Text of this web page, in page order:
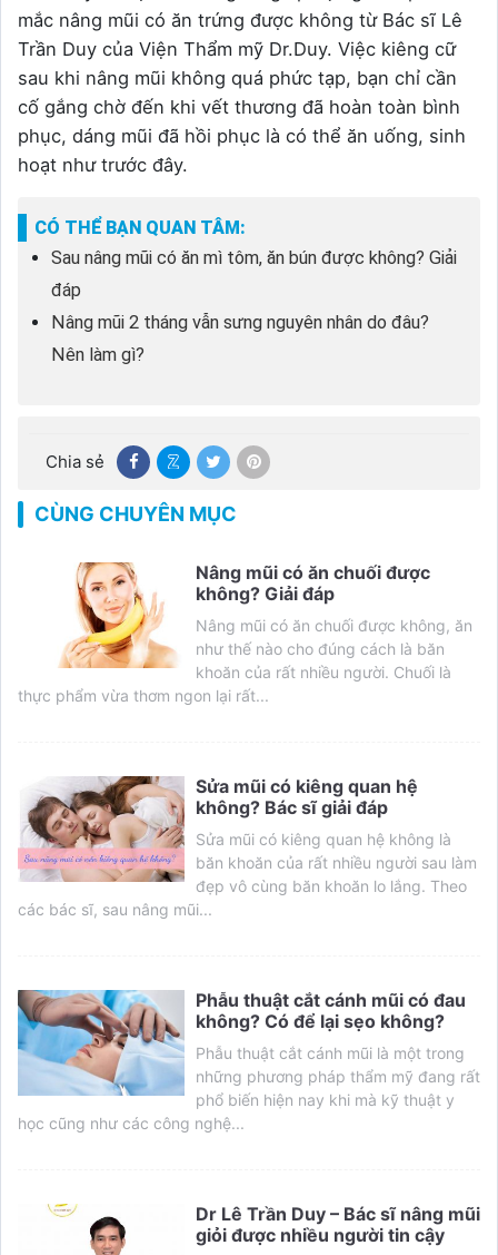
mắc nâng mũi có ăn trứng được không từ Bác sĩ Lê
Trần Duy của Viện Thẩm mỹ Dr.Duy. Việc kiêng cữ
sau khi nâng mũi không quá phức tạp, bạn chỉ cần
cố gắng chờ đến khi vết thương đã hoàn toàn bình
phục, dáng mũi đã hồi phục là có thể ăn uống, sinh
hoạt như trước đây.
CÓ THỂ BẠN QUAN TÂM:
Sau nâng mũi có ăn mì tôm, ăn bún được không? Giải
đáp
Nâng mũi 2 tháng vẫn sưng nguyên nhân do đâu?
Nên làm gì?
Chia sẻ
CÙNG CHUYÊN MỤC
Nâng mũi có ăn chuối được
không? Giải đáp
Nâng mũi có ăn chuối được không, ăn
như thế nào cho đúng cách là băn
khoăn của rất nhiều người. Chuối là
thực phẩm vừa thơm ngon lại rất...
Sửa mũi có kiêng quan hệ
không? Bác sĩ giải đáp
Sửa mũi có kiêng quan hệ không là
băn khoăn của rất nhiều người sau làm
đẹp vô cùng băn khoăn lo lắng. Theo
các bác sĩ, sau nâng mũi...
Phẫu thuật cắt cánh mũi có đau
không? Có để lại sẹo không?
Phẫu thuật cắt cánh mũi là một trong
những phương pháp thẩm mỹ đang rất
phổ biến hiện nay khi mà kỹ thuật y
học cũng như các công nghệ...
Dr Lê Trần Duy – Bác sĩ nâng mũi
giỏi được nhiều người tin cậy